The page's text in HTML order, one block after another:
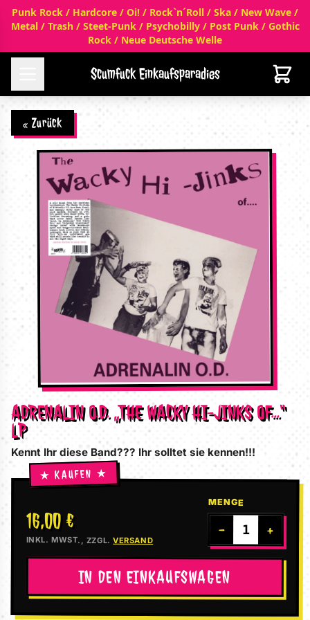
Punk Rock / Hardcore / Oi! / Rock`n´Roll / Ska / New Wave /
Metal / Trash / Steet-Punk / Psychobilly / Post Punk / Gothic
Rock / Neue Deutsche Welle
Scumfuck Einkaufsparadies
« Zurück
ADRENALIN O.D. „THE WACKY HI-JINKS OF…“
LP
Kennt Ihr diese Band??? Ihr solltet sie kennen!!!
16,00 €
INKL. MWST., ZZGL.VERSAND
MENGE
− +
IN DEN EINKAUFSWAGEN